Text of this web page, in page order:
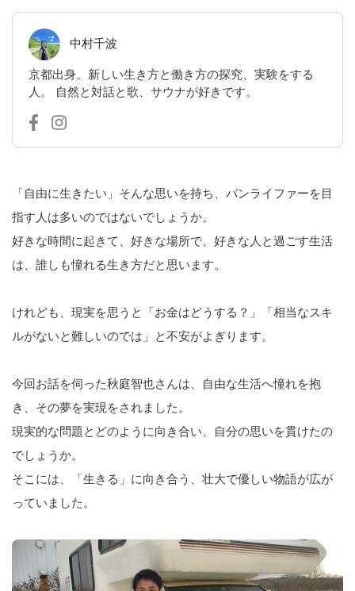
中村千波
京都出身。新しい生き方と働き方の探究、実験をする
人。 自然と対話と歌、サウナが好きです。
「自由に生きたい」そんな思いを持ち、バンライファーを目
指す人は多いのではないでしょうか。
好きな時間に起きて、好きな場所で、好きな人と過ごす生活
は、誰しも憧れる生き方だと思います。
けれども、現実を思うと「お金はどうする？」「相当なスキ
ルがないと難しいのでは」と不安がよぎります。
今回お話を伺った秋庭智也さんは、自由な生活へ憧れを抱
き、その夢を実現をされました。
現実的な問題とどのように向き合い、自分の思いを貫けたの
でしょうか。
そこには、「生きる」に向き合う、壮大で優しい物語が広が
っていました。